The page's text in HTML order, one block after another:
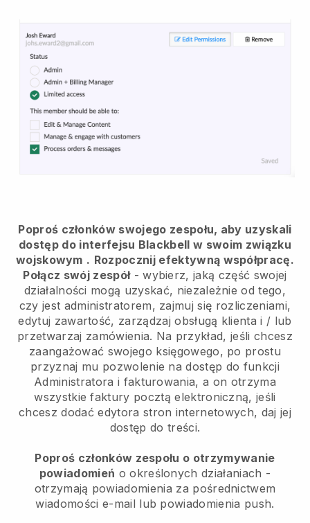
Poproś członków swojego zespołu, aby uzyskali
dostęp do interfejsu Blackbell w swoim związku
wojskowym . Rozpocznij efektywną współpracę.
Połącz swój zespół- wybierz, jaką część swojej
działalności mogą uzyskać, niezależnie od tego,
czy jest administratorem, zajmuj się rozliczeniami,
edytuj zawartość, zarządzaj obsługą klienta i / lub
przetwarzaj zamówienia. Na przykład, jeśli chcesz
zaangażować swojego księgowego, po prostu
przyznaj mu pozwolenie na dostęp do funkcji
Administratora i fakturowania, a on otrzyma
wszystkie faktury pocztą elektroniczną, jeśli
chcesz dodać edytora stron internetowych, daj jej
dostęp do treści.
Poproś członków zespołu o otrzymywanie
powiadomień o określonych działaniach -
otrzymają powiadomienia za pośrednictwem
wiadomości e-mail lub powiadomienia push.